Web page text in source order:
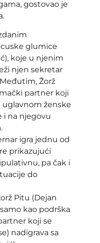
gostovao je
glumice
koje u njenim
njen sekretar
Žorž
partner koji
uglavnom ženske
i na njegovu
igra jednu od
prikazujući
pa čak i
do
Pitu (Dejan
kao podrška
koji se
nadigrava sa